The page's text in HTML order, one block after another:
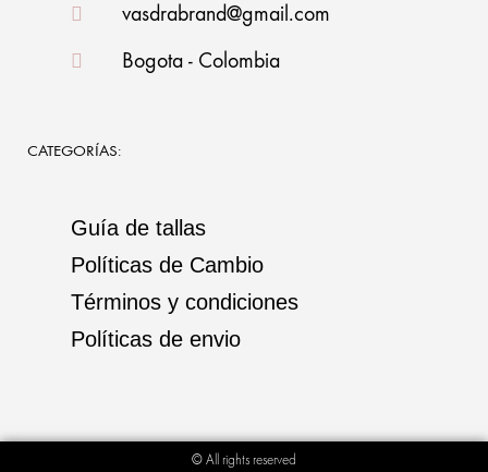
vasdrabrand@gmail.com
Bogota - Colombia
CATEGORÍAS:
Guía de tallas
Políticas de Cambio
Términos y condiciones
Políticas de envio
© All rights reserved